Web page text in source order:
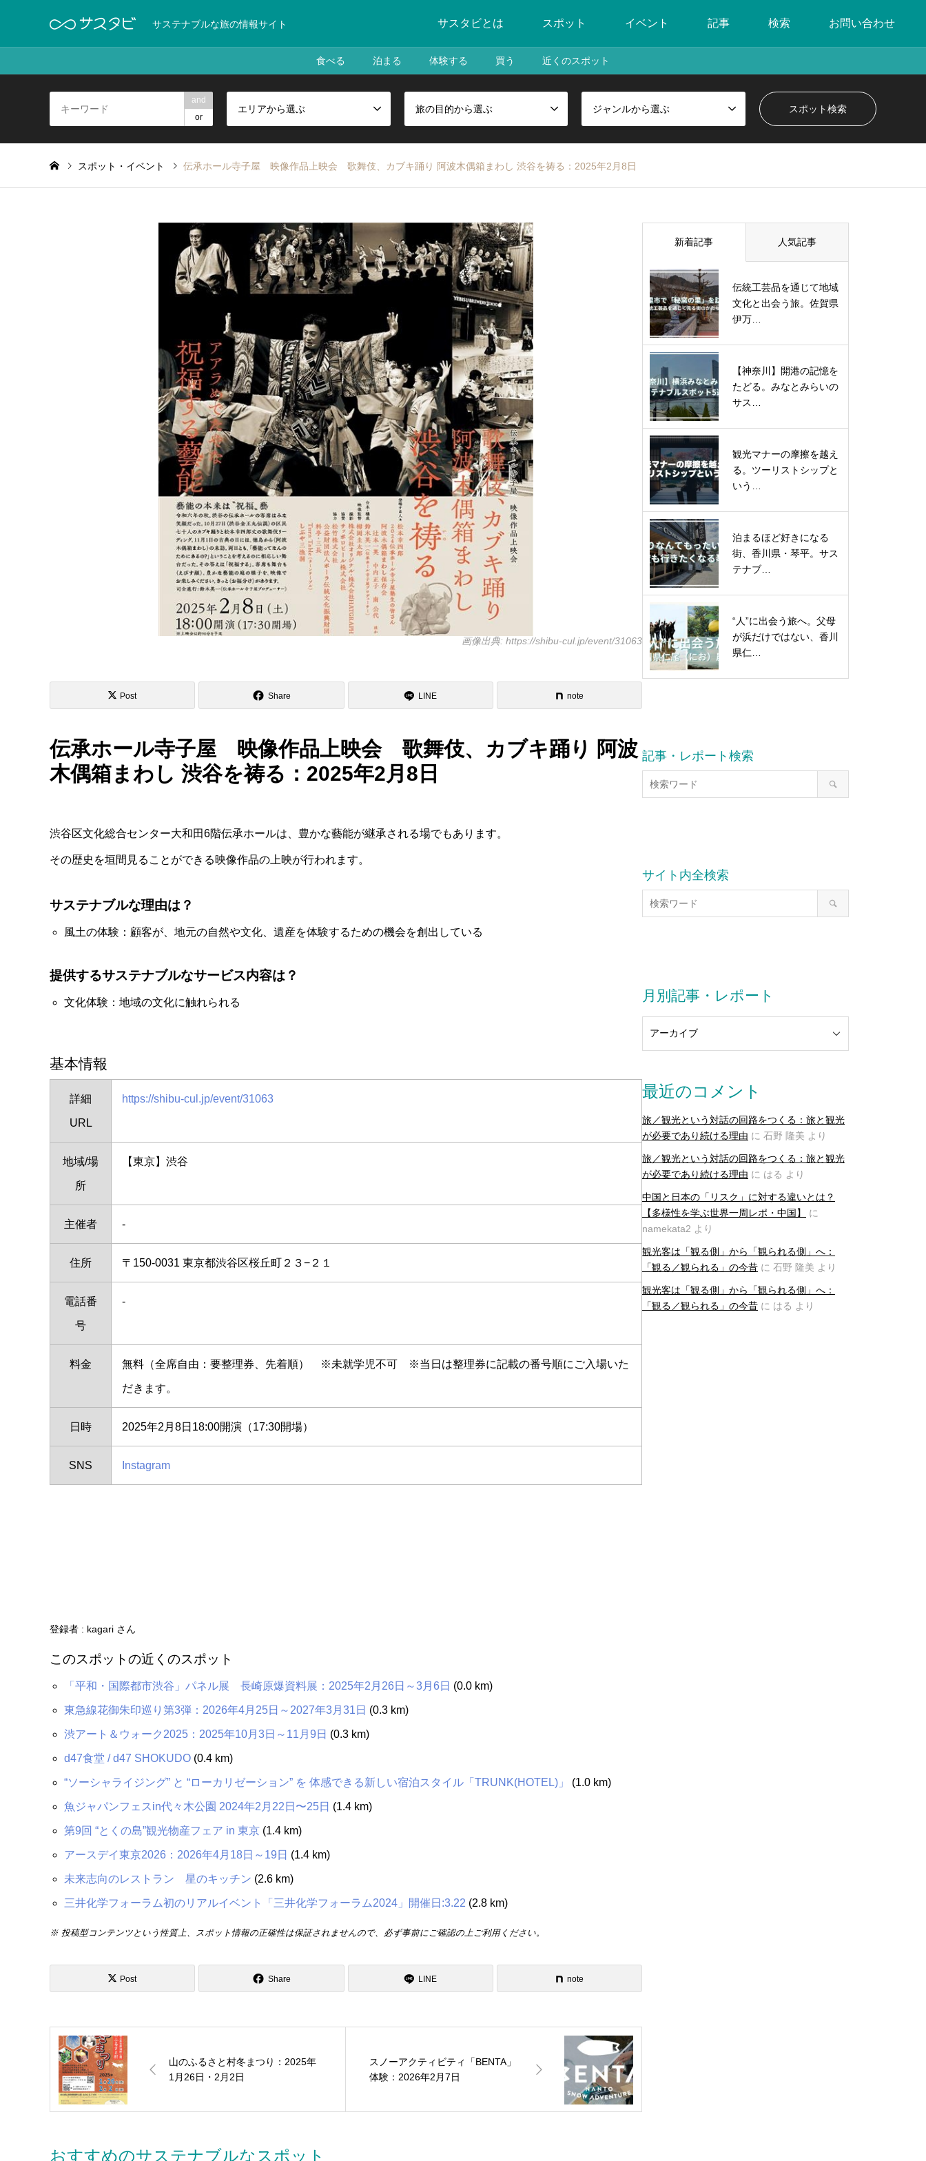
サステナブルな旅の情報サイト サスタビとは スポット イベント 記事 検索 お問い合わせ
食べる 泊まる 体験する 買う 近くのスポット
and
or
エリアから選ぶ 旅の目的から選ぶ ジャンルから選ぶ
スポット・イベント 伝承ホール寺子屋 映像作品上映会 歌舞伎、カブキ踊り 阿波木偶箱まわし 渋谷を祷る：2025年2月8日
画像出典: https://shibu-cul.jp/event/31063
Post Share LINE note
伝承ホール寺子屋 映像作品上映会 歌舞伎、カブキ踊り 阿波
木偶箱まわし 渋谷を祷る：2025年2月8日
渋谷区文化総合センター大和田6階伝承ホールは、豊かな藝能が継承される場でもあります。
その歴史を垣間見ることができる映像作品の上映が行われます。
サステナブルな理由は？
風土の体験：顧客が、地元の自然や文化、遺産を体験するための機会を創出している
提供するサステナブルなサービス内容は？
文化体験：地域の文化に触れられる
基本情報
詳細
URL
https://shibu-cul.jp/event/31063
地域/場
所
【東京】渋谷
主催者 -
住所 〒150-0031 東京都渋谷区桜丘町２３−２１
電話番
号
-
料金 無料（全席自由：要整理券、先着順） ※未就学児不可 ※当日は整理券に記載の番号順にご入場いた
だきます。
日時 2025年2月8日18:00開演（17:30開場）
SNS Instagram
登録者 : kagari さん
このスポットの近くのスポット
「平和・国際都市渋谷」パネル展 長崎原爆資料展：2025年2月26日～3月6日 (0.0 km)
東急線花御朱印巡り第3弾：2026年4月25日～2027年3月31日 (0.3 km)
渋アート＆ウォーク2025：2025年10月3日～11月9日 (0.3 km)
d47食堂 / d47 SHOKUDO(0.4 km)
“ソーシャライジング” と “ローカリゼーション” を 体感できる新しい宿泊スタイル「TRUNK(HOTEL)」 (1.0 km)
魚ジャパンフェスin代々木公園 2024年2月22日〜25日 (1.4 km)
第9回 “とくの島”観光物産フェア in 東京(1.4 km)
アースデイ東京2026：2026年4⽉18⽇～19日 (1.4 km)
未来志向のレストラン 星のキッチン (2.6 km)
三井化学フォーラム初のリアルイベント「三井化学フォーラム2024」開催日:3.22 (2.8 km)
※ 投稿型コンテンツという性質上、スポット情報の正確性は保証されませんので、必ず事前にご確認の上ご利用ください。
Post Share LINE note
山のふるさと村冬まつり：2025年
1月26日・2月2日
スノーアクティビティ「BENTA」
体験：2026年2月7日
おすすめのサステナブルなスポット
新着記事 人気記事
伝統工芸品を通じて地域
文化と出会う旅。佐賀県
伊万…
【神奈川】開港の記憶を
たどる。みなとみらいの
サス…
観光マナーの摩擦を越え
る。ツーリストシップと
いう…
泊まるほど好きになる
街、香川県・琴平。サス
テナブ…
“人”に出会う旅へ。父母
が浜だけではない、香川
県仁…
記事・レポート検索
サイト内全検索
月別記事・レポート
最近のコメント
旅／観光という対話の回路をつくる：旅と観光
が必要であり続ける理由 に 石野 隆美 より
旅／観光という対話の回路をつくる：旅と観光
が必要であり続ける理由 に はる より
中国と日本の「リスク」に対する違いとは？
【多様性を学ぶ世界一周レポ・中国】
に
namekata2 より
観光客は「観る側」から「観られる側」へ：
「観る／観られる」の今昔 に 石野 隆美 より
観光客は「観る側」から「観られる側」へ：
「観る／観られる」の今昔 に はる より